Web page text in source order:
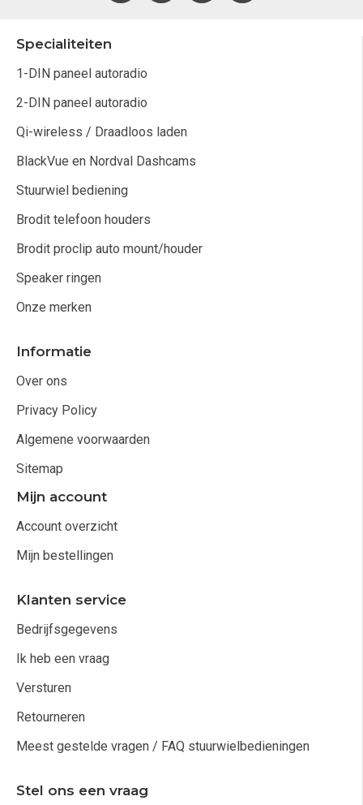
Specialiteiten
1-DIN paneel autoradio
2-DIN paneel autoradio
Qi-wireless / Draadloos laden
BlackVue en Nordval Dashcams
Stuurwiel bediening
Brodit telefoon houders
Brodit proclip auto mount/houder
Speaker ringen
Onze merken
Informatie
Over ons
Privacy Policy
Algemene voorwaarden
Sitemap
Mijn account
Account overzicht
Mijn bestellingen
Klanten service
Bedrijfsgegevens
Ik heb een vraag
Versturen
Retourneren
Meest gestelde vragen / FAQ stuurwielbedieningen
Stel ons een vraag